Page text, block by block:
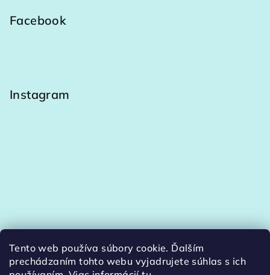
Tento web používa súbory cookie. Ďalším
prechádzaním tohto webu vyjadrujete súhlas s ich
Facebook
Instagram
Sledovať na Instagrame